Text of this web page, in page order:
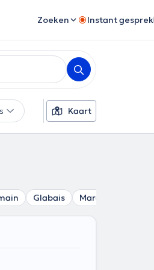
Zoeken Instant gesprek
Kaart
Glabais Maransart